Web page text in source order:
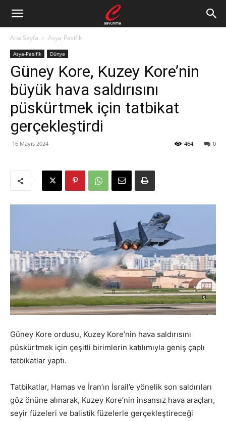
Ana Sayfa Asya-Pasifik
Asya-Pasifik Dünya
Güney Kore, Kuzey Kore’nin
büyük hava saldırısını
püskürtmek için tatbikat
gerçekleştirdi
16 Mayıs 2024 0
464
Güney Kore ordusu, Kuzey Kore’nin hava saldırısını
püskürtmek için çeşitli birimlerin katılımıyla geniş çaplı
tatbikatlar yaptı.
Tatbikatlar, Hamas ve İran’ın İsrail’e yönelik son saldırıları
göz önüne alınarak, Kuzey Kore’nin insansız hava araçları,
seyir füzeleri ve balistik füzelerle gerçekleştireceği